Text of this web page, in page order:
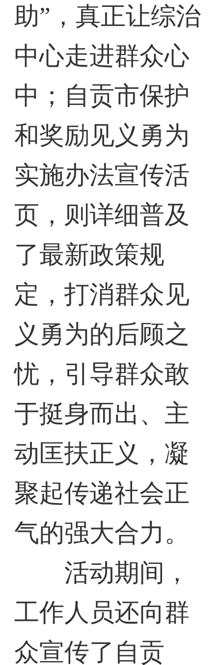
助”，真正让综治
中心走进群众心
中；自贡市保护
和奖励见义勇为
实施办法宣传活
页，则详细普及
了最新政策规
定，打消群众见
义勇为的后顾之
忧，引导群众敢
于挺身而出、主
动匡扶正义，凝
聚起传递社会正
气的强大合力。
活动期间，
工作人员还向群
众宣传了自贡